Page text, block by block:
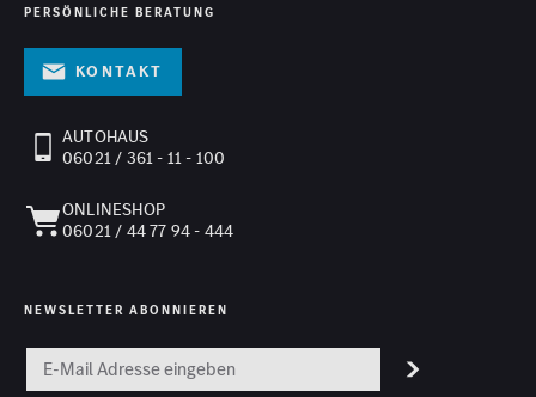
PERSÖNLICHE BERATUNG
Kontakt
AUTOHAUS
06021 / 361 - 11 - 100
ONLINESHOP
06021 / 44 77 94 - 444
NEWSLETTER ABONNIEREN